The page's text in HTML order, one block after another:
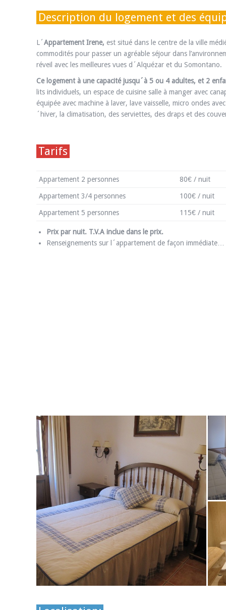
Description du logement et des
L´Appartement Irene, est situé dans le centre de la ville
commodités pour passer un agréable séjour dans
réveil avec les meilleures vues d´Alquézar et du Somontano.
Ce logement à une capacité jusqu´à 5 ou 4 adultes, et 2
lits individuels, un espace de cuisine salle à manger avec
équipée avec machine à laver, lave vaisselle, micro ondes
´hiver, la climatisation, des serviettes, des draps et des
Tarifs
Appartement 2 personnes 80€ / nuit
Appartement 3/4 personnes 100€ / nuit
Appartement 5 personnes 115€ / nuit
Prix par nuit. T.V.A inclue dans le prix.
Renseignements sur l´appartement de façon immédiate…